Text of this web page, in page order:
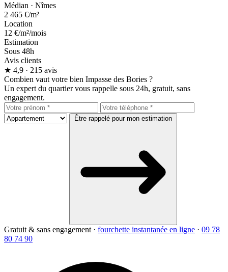
Médian · Nîmes
2 465 €/m²
Location
12 €/m²/mois
Estimation
Sous 48h
Avis clients
★ 4,9 · 215 avis
Combien vaut votre bien Impasse des Bories ?
Un expert du quartier vous rappelle sous 24h, gratuit, sans
engagement.
Être rappelé pour mon estimation
Gratuit & sans engagement · fourchette instantanée en ligne · 09 78
80 74 90